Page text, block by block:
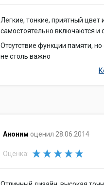
Легкие, тонкие, приятный цвет
самостоятельно включаются и
Отсутствие функции памяти,
не столь важно
Аноним оценил 28.06.2014
Оценка: